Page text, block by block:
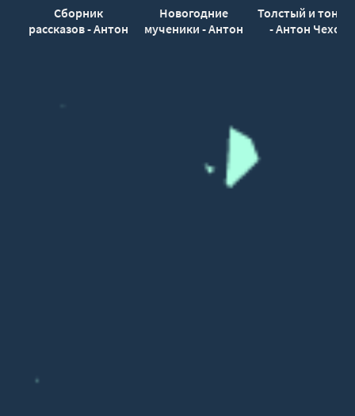
Сборник
рассказов - Антон
Новогодние
мученики - Антон
Толстый и
- Антон Чехов